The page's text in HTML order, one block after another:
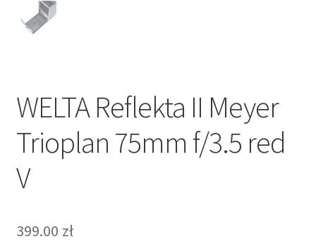
WELTA Reflekta II Meyer
Trioplan 75mm f/3.5 red
V
399.00 zł